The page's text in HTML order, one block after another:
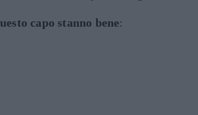
capo stanno bene: